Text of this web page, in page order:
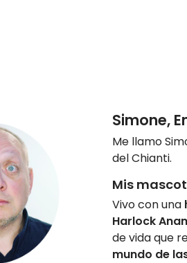
Simone,
Me llamo
del Chianti.
Mis
Vivo con una
Harlock
de vida que
mundo de